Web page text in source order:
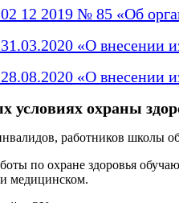
12 2019 № 85 «Об
«О внесении
«О внесении
условиях охраны
работников школы
по охране здоровья
медицинском.